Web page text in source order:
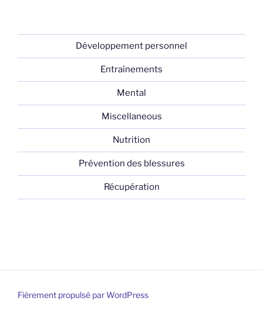
Développement personnel
Entraînements
Mental
Miscellaneous
Nutrition
Prévention des blessures
Récupération
Fièrement propulsé par WordPress